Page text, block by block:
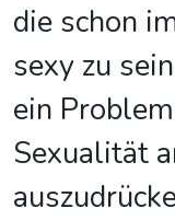
die schon
sexy zu
ein
Sexualität